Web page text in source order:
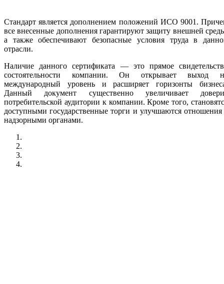
Стандарт является дополнением положений ИСО 9001.
все внесенные дополнения гарантируют защиту внешней
а также обеспечивают безопасные условия труда в
отрасли.
Наличие данного сертификата — это прямое
состоятельности компании. Он открывает выход
международный уровень и расширяет горизонты
Данный документ существенно увеличивает
потребительской аудитории к компании. Кроме того,
доступными государственные торги и улучшаются отношения
надзорными органами.